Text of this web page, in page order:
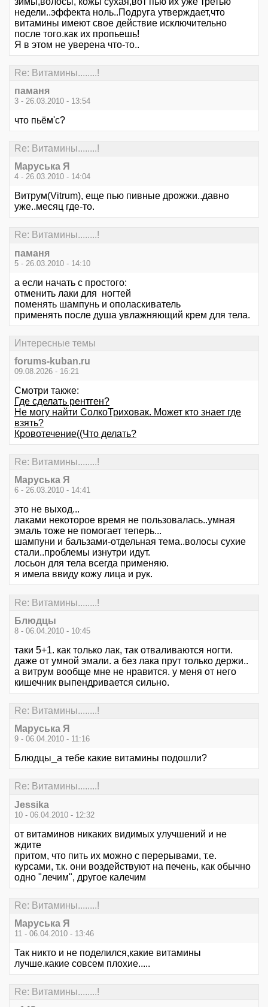
недели..эффекта ноль..Подруга утверждает,что
витамины имеют свое действие исключительно
после того.как их пропьешь!
Я в этом не уверена что-то..
Re: Витамины........!
паманя
3 - 26.03.2010 - 13:54
что пьём'c?
Re: Витамины........!
Маруська Я
4 - 26.03.2010 - 14:04
Витрум(Vitrum), еще пью пивные дрожжи..давно
уже..месяц где-то.
Re: Витамины........!
паманя
5 - 26.03.2010 - 14:10
а если начать с простого:
отменить лаки для ногтей
поменять шампунь и ополаскиватель
применять после душа увлажняющий крем для тела.
Интересные темы
forums-kuban.ru
09.08.2026 - 16:21
Смотри также:
Где сделать рентген?
Не могу найти СолкоТриховак. Может кто знает где
взять?
Кровотечение((Что делать?
Re: Витамины........!
Маруська Я
6 - 26.03.2010 - 14:41
это не выход...
лаками некоторое время не пользовалась..умная
эмаль тоже не помогает теперь...
шампуни и бальзами-отдельная тема..волосы сухие
стали..проблемы изнутри идут.
лосьон для тела всегда применяю.
я имела ввиду кожу лица и рук.
Re: Витамины........!
Блюдцы
8 - 06.04.2010 - 10:45
таки 5+1. как только лак, так отваливаются ногти.
даже от умной эмали. а без лака прут только держи..
а витрум вообще мне не нравится. у меня от него
кишечник выпендривается сильно.
Re: Витамины........!
Маруська Я
9 - 06.04.2010 - 11:16
Блюдцы_а тебе какие витамины подошли?
Re: Витамины........!
Jessika
10 - 06.04.2010 - 12:32
от витаминов никаких видимых улучшений и не
ждите
притом, что пить их можно с перерывами, т.е.
курсами, т.к. они воздействуют на печень, как обычно
одно "лечим", другое калечим
Re: Витамины........!
Маруська Я
11 - 06.04.2010 - 13:46
Так никто и не поделился,какие витамины
лучше.какие совсем плохие.....
Re: Витамины........!